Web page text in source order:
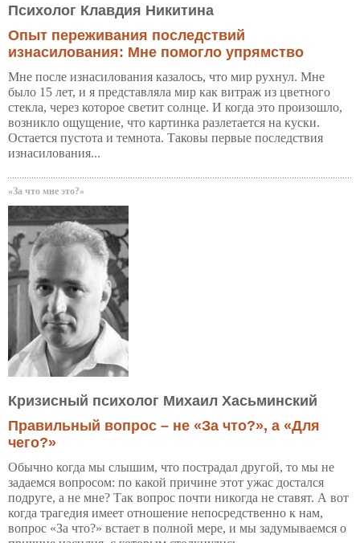
Психолог Клавдия Никитина
Опыт переживания последствий
изнасилования: Мне помогло упрямство
Мне после изнасилования казалось, что мир рухнул. Мне
было 15 лет, и я представляла мир как витраж из цветного
стекла, через которое светит солнце. И когда это произошло,
возникло ощущение, что картинка разлетается на куски.
Остается пустота и темнота. Таковы первые последствия
изнасилования...
«За что мне это?»
Кризисный психолог Михаил Хасьминский
Правильный вопрос – не «За что?», а «Для
чего?»
Обычно когда мы слышим, что пострадал другой, то мы не
задаемся вопросом: по какой причине этот ужас достался
подруге, а не мне? Так вопрос почти никогда не ставят. А вот
когда трагедия имеет отношение непосредственно к нам,
вопрос «За что?» встает в полной мере, и мы задумываемся о